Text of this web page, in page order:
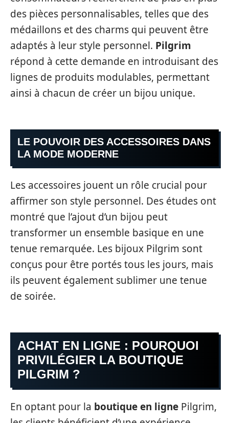
des pièces personnalisables, telles que des
médaillons et des charms qui peuvent être
adaptés à leur style personnel. Pilgrim
répond à cette demande en introduisant des
lignes de produits modulables, permettant
ainsi à chacun de créer un bijou unique.
LE POUVOIR DES ACCESSOIRES DANS
LA MODE MODERNE
Les accessoires jouent un rôle crucial pour
affirmer son style personnel. Des études ont
montré que l’ajout d’un bijou peut
transformer un ensemble basique en une
tenue remarquée. Les bijoux Pilgrim sont
conçus pour être portés tous les jours, mais
ils peuvent également sublimer une tenue
de soirée.
ACHAT EN LIGNE : POURQUOI
PRIVILÉGIER LA BOUTIQUE
PILGRIM ?
En optant pour la boutique en ligne Pilgrim,